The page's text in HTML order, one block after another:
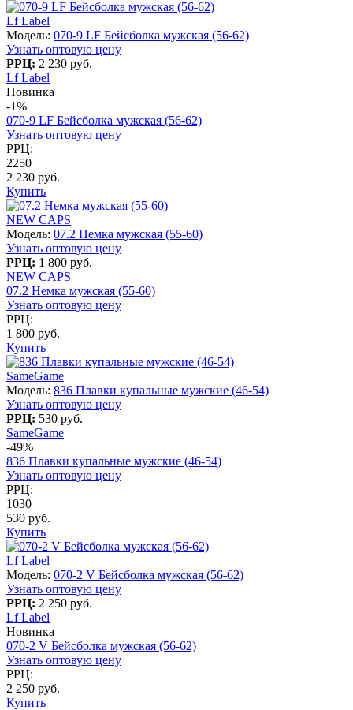
Lf Label
Модель: 070-9 LF Бейсболка мужская (56-62)
Узнать оптовую цену
РРЦ: 2 230 руб.
Lf Label
Новинка
-1%
070-9 LF Бейсболка мужская (56-62)
Узнать оптовую цену
РРЦ:
2250
2 230 руб.
Купить
NEW CAPS
Модель: 07.2 Немка мужская (55-60)
Узнать оптовую цену
РРЦ: 1 800 руб.
NEW CAPS
07.2 Немка мужская (55-60)
Узнать оптовую цену
РРЦ:
1 800 руб.
Купить
SameGame
Модель: 836 Плавки купальные мужские (46-54)
Узнать оптовую цену
РРЦ: 530 руб.
SameGame
-49%
836 Плавки купальные мужские (46-54)
Узнать оптовую цену
РРЦ:
1030
530 руб.
Купить
Lf Label
Модель: 070-2 V Бейсболка мужская (56-62)
Узнать оптовую цену
РРЦ: 2 250 руб.
Lf Label
Новинка
070-2 V Бейсболка мужская (56-62)
Узнать оптовую цену
РРЦ:
2 250 руб.
Купить